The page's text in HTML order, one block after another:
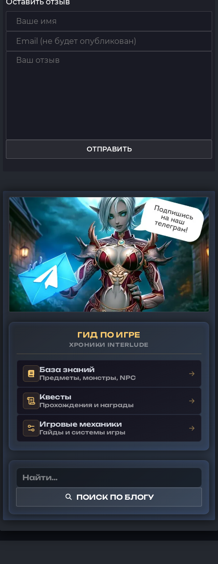
Оставить отзыв
ОТПРАВИТЬ
ГИД ПО ИГРЕ
ХРОНИКИ INTERLUDE
База знаний
Предметы, монстры, NPC →
Квесты
Прохождения и награды →
Игровые механики
Гайды и системы игры →
ПОИСК ПО БЛОГУ